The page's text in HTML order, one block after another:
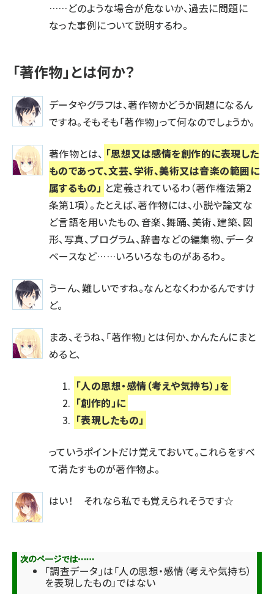
……どのような場合が危ないか、過去に問題に
なった事例について説明するわ。
「著作物」とは何か？
データやグラフは、著作物かどうか問題になるん
ですね。そもそも「著作物」って何なのでしょうか。
著作物とは、 「思想又は感情を創作的に表現した
ものであって、文芸、学術、美術又は音楽の範囲に
属するもの」 と定義されているわ（著作権法第2
条第1項）。たとえば、著作物には、小説や論文な
ど言語を用いたもの、音楽、舞踊、美術、建築、図
形、写真、プログラム、辞書などの編集物、データ
ベースなど……いろいろなものがあるわ。
うーん、難しいですね。なんとなくわかるんですけ
ど。
まあ、そうね、「著作物」とは何か、かんたんにまと
めると、
「人の思想・感情（考えや気持ち）」を
「創作的」に
「表現したもの」
っていうポイントだけ覚えておいて。これらをすべ
て満たすものが著作物よ。
はい！ それなら私でも覚えられそうです☆
「調査データ」は「人の思想・感情（考えや気持ち）
を表現したもの」ではない